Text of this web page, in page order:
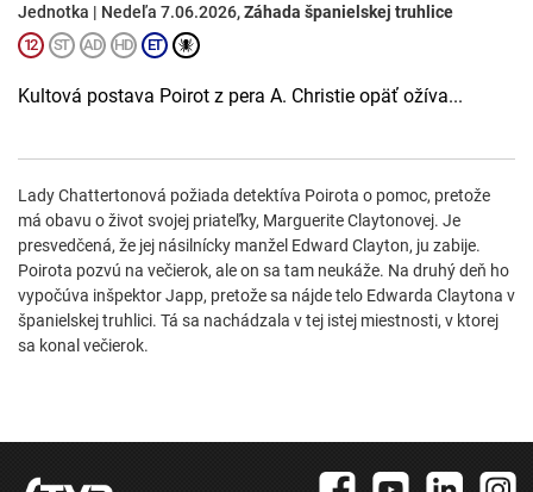
Jednotka | Nedeľa 7.06.2026,Záhada španielskej truhlice
Kultová postava Poirot z pera A. Christie opäť ožíva...
Lady Chattertonová požiada detektíva Poirota o pomoc, pretože
má obavu o život svojej priateľky, Marguerite Claytonovej. Je
presvedčená, že jej násilnícky manžel Edward Clayton, ju zabije.
Poirota pozvú na večierok, ale on sa tam neukáže. Na druhý deň ho
vypočúva inšpektor Japp, pretože sa nájde telo Edwarda Claytona v
španielskej truhlici. Tá sa nachádzala v tej istej miestnosti, v ktorej
sa konal večierok.